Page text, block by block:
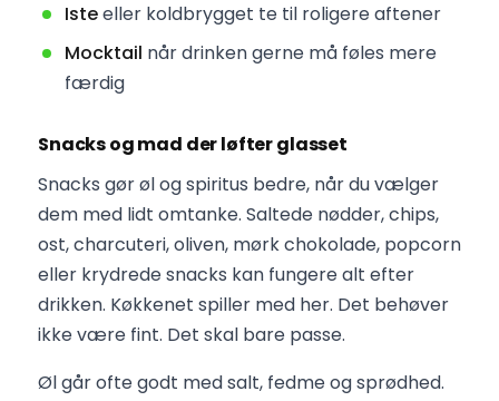
Isteeller koldbrygget te til roligere aftener
Mocktail når drinken gerne må føles mere
færdig
Snacks og mad der løfter glasset
Snacks gør øl og spiritus bedre, når du vælger
dem med lidt omtanke. Saltede nødder, chips,
ost, charcuteri, oliven, mørk chokolade, popcorn
eller krydrede snacks kan fungere alt efter
drikken. Køkkenet spiller med her. Det behøver
ikke være fint. Det skal bare passe.
Øl går ofte godt med salt, fedme og sprødhed.